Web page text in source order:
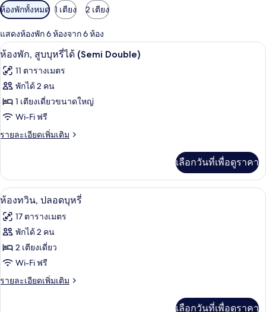
ตัว
กรอง
ที่
มี
ให้
สำหรับ
ห้อง
พัก
ห้องพักทั้งหมด 1 เตียง 2 เตียง
แสดงห้องพัก 6 ห้องจาก 6 ห้อง
เปิด
ภาพถ่าย
ทั้งหมด
ของ
ห้อง
พัก,
บุหรี่
ได้
(Semi
Double)
โต๊ะทำงาน, เตารีด/โต๊ะรีดผ้า, Wi-Fi ฟรี
7
ห้องพัก, สูบบุหรี่ได้ (Semi Double)
11 ตารางเมตร
พักได้ 2 คน
1 เตียงเดี่ยวขนาดใหญ่
Wi-Fi ฟรี
รายละเอียดเพิ่มเติม
ราย
เกี่ยว
กับ
ห้อง
สูบ
บุหรี่
(Semi
Double)
เลือกวันที่เพื่อดูราคา
เปิด
ภาพถ่าย
ทั้งหมด
ของ
ห้อง
ทวิน,
โต๊ะทำงาน, เตารีด/โต๊ะรีดผ้า, Wi-Fi ฟรี
7
ห้องทวิน, ปลอดบุหรี่
17 ตารางเมตร
พักได้ 2 คน
2 เตียงเดี่ยว
Wi-Fi ฟรี
รายละเอียดเพิ่มเติม
ราย
เลือกวันที่เพื่อดูราคา